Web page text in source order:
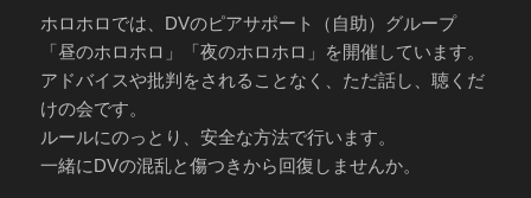
ホロホロでは、DVのピアサポート（自助）グループ
「昼のホロホロ」「夜のホロホロ」を開催しています。
アドバイスや批判をされることなく、ただ話し、聴くだ
けの会です。
ルールにのっとり、安全な方法で行います。
一緒にDVの混乱と傷つきから回復しませんか。